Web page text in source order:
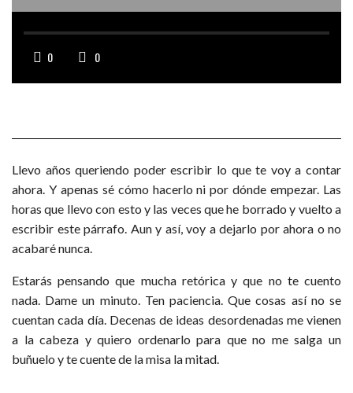
0 0
Llevo años queriendo poder escribir lo que te voy a contar
ahora. Y apenas sé cómo hacerlo ni por dónde empezar. Las
horas que llevo con esto y las veces que he borrado y vuelto a
escribir este párrafo. Aun y así, voy a dejarlo por ahora o no
acabaré nunca.
Estarás pensando que mucha retórica y que no te cuento
nada. Dame un minuto. Ten paciencia. Que cosas así no se
cuentan cada día. Decenas de ideas desordenadas me vienen
a la cabeza y quiero ordenarlo para que no me salga un
buñuelo y te cuente de la misa la mitad.